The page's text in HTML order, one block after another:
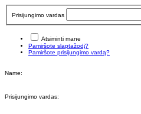
Prisijungimo vardas
Atsiminti mane
Pamiršote slaptažodį?
Pamiršote prisijungimo vardą?
Name:
Prisijungimo vardas: